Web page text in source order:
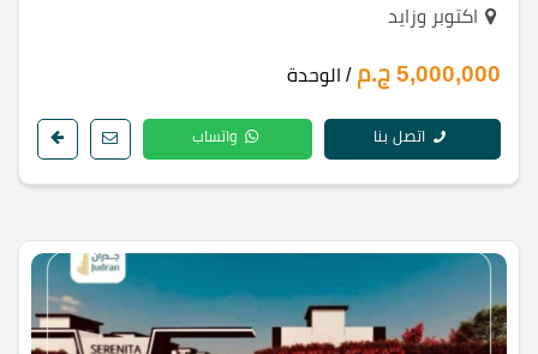
اكتوبر وزايد
5,000,000 ج.م / الوحدة
اتصل بنا واتساب